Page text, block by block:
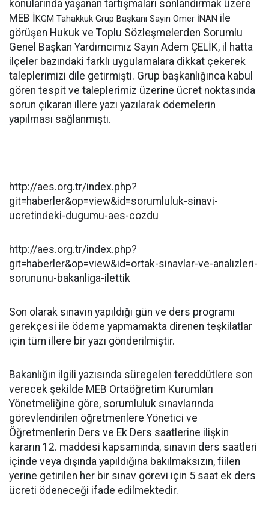
konularında yaşanan tartışmaları sonlandırmak üzere
MEB İKGM Tahakkuk Grup Başkanı Sayın Ömer İNAN ile
görüşen Hukuk ve Toplu Sözleşmelerden Sorumlu
Genel Başkan Yardımcımız Sayın Adem ÇELİK, il hatta
ilçeler bazındaki farklı uygulamalara dikkat çekerek
taleplerimizi dile getirmişti. Grup başkanlığınca kabul
gören tespit ve taleplerimiz üzerine ücret noktasında
sorun çıkaran illere yazı yazılarak ödemelerin
yapılması sağlanmıştı.
http://aes.org.tr/index.php?
git=haberler&op=view&id=sorumluluk-sinavi-
ucretindeki-dugumu-aes-cozdu
http://aes.org.tr/index.php?
git=haberler&op=view&id=ortak-sinavlar-ve-analizleri-
sorununu-bakanliga-ilettik
Son olarak sınavın yapıldığı gün ve ders programı
gerekçesi ile ödeme yapmamakta direnen teşkilatlar
için tüm illere bir yazı gönderilmiştir.
Bakanlığın ilgili yazısında süregelen tereddütlere son
verecek şekilde MEB Ortaöğretim Kurumları
Yönetmeliğine göre, sorumluluk sınavlarında
görevlendirilen öğretmenlere Yönetici ve
Öğretmenlerin Ders ve Ek Ders saatlerine ilişkin
kararın 12. maddesi kapsamında, sınavın ders saatleri
içinde veya dışında yapıldığına bakılmaksızın, fiilen
yerine getirilen her bir sınav görevi için 5 saat ek ders
ücreti ödeneceği ifade edilmektedir.